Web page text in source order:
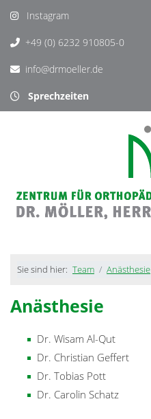
Instagram
+49 (0) 6232 910805-0
info@drmoeller.de
Sprechzeiten
Sie sind hier: Team Anästhesie
Anästhesie
Dr. Wisam Al-Qut
Dr. Christian Geffert
Dr. Tobias Pott
Dr. Carolin Schatz